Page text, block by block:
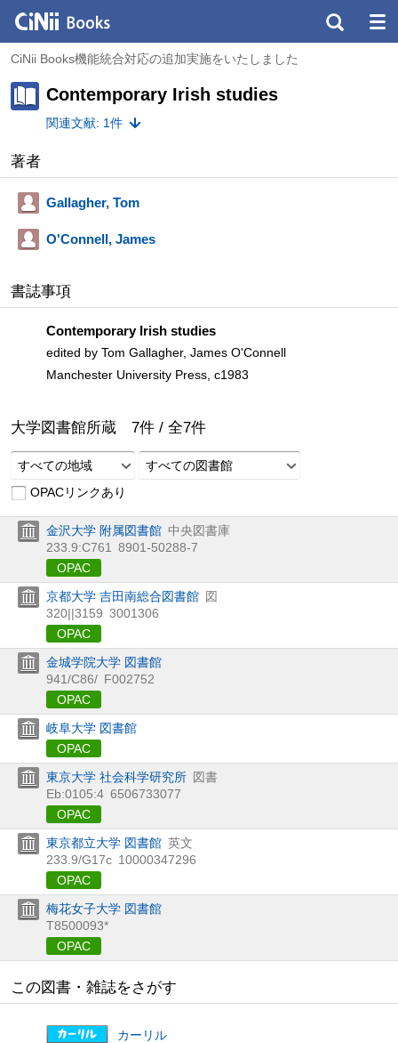
CiNii Books機能統合対応の追加実施をいたしました
Contemporary Irish studies
関連文献: 1件
著者
Gallagher, Tom
O'Connell, James
書誌事項
Contemporary Irish studies
edited by Tom Gallagher, James O'Connell
Manchester University Press, c1983
大学図書館所蔵 7件 / 全7件
すべての地域
すべての図書館
OPACリンクあり
金沢大学 附属図書館 中央図書庫
233.9:C761
8901-50288-7
OPAC
京都大学 吉田南総合図書館 図
320||3159 3001306
OPAC
金城学院大学 図書館
941/C86/ F002752
OPAC
岐阜大学 図書館
OPAC
東京大学 社会科学研究所 図書
Eb:0105:4 6506733077
OPAC
東京都立大学 図書館 英文
233.9/G17c 10000347296
OPAC
梅花女子大学 図書館
T8500093*
OPAC
この図書・雑誌をさがす
カーリル